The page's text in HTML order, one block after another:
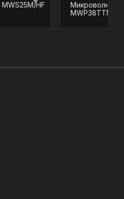
MWS25M/HF